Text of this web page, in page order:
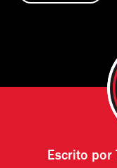
Escrito por